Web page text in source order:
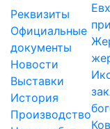
Реквизиты
Официальные
документы
Новости
Выставки
История
Производство